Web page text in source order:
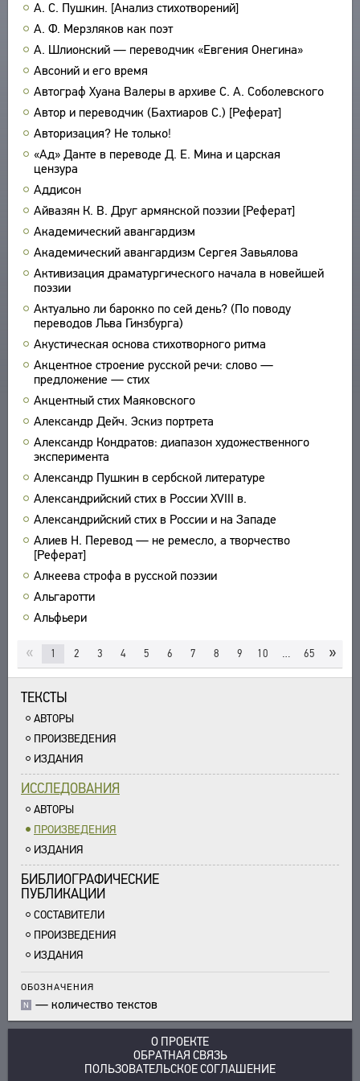
А. С. Пушкин. [Анализ стихотворений]
А. Ф. Мерзляков как поэт
А. Шлионский — переводчик «Евгения Онегина»
Авсоний и его время
Автограф Хуана Валеры в архиве С. А. Соболевского
Автор и переводчик (Бахтиаров С.) [Реферат]
Авторизация? Не только!
«Ад» Данте в переводе Д. Е. Мина и царская
цензура
Аддисон
Айвазян К. В. Друг армянской поэзии [Реферат]
Академический авангардизм
Академический авангардизм Сергея Завьялова
Активизация драматургического начала в новейшей
поэзии
Актуально ли барокко по сей день? (По поводу
переводов Льва Гинзбурга)
Акустическая основа стихотворного ритма
Акцентное строение русской речи: слово —
предложение — стих
Акцентный стих Маяковского
Александр Дейч. Эскиз портрета
Александр Кондратов: диапазон художественного
эксперимента
Александр Пушкин в сербской литературе
Александрийский стих в России XVIII в.
Александрийский стих в России и на Западе
Алиев Н. Перевод — не ремесло, а творчество
[Реферат]
Алкеева строфа в русской поэзии
Альгаротти
Альфьери
« 1 2 3 4 5 6 7 8 9 10 … 65 »
ТЕКСТЫ
АВТОРЫ
ПРОИЗВЕДЕНИЯ
ИЗДАНИЯ
ИССЛЕДОВАНИЯ
АВТОРЫ
ПРОИЗВЕДЕНИЯ
ИЗДАНИЯ
БИБЛИОГРАФИЧЕСКИЕ
ПУБЛИКАЦИИ
СОСТАВИТЕЛИ
ПРОИЗВЕДЕНИЯ
ИЗДАНИЯ
ОБОЗНАЧЕНИЯ
N — количество текстов
О ПРОЕКТЕ
ОБРАТНАЯ СВЯЗЬ
ПОЛЬЗОВАТЕЛЬСКОЕ СОГЛАШЕНИЕ
ПРОИЗВЕДЕНИЯ
ИЗДАНИЯ
ЭНЦИКЛОПЕДИЯ
СЛОВНИК
ВСЕ БИОСПРАВКИ
ПОЭТЫ
ПЕРЕВОДЧИКИ
ИССЛЕДОВАТЕЛИ
ТЕЗАУРУС
СТРУКТУРА
УКАЗАТЕЛЬ ТЕРМИНОВ
ПОИСК
О ПРОЕКТЕ
ЦЕЛИ ПРОЕКТА
ПОДСИСТЕМЫ
БИБЛИОТЕКА
ЭНЦИКЛОПЕДИЯ
ТЕЗАУРУС
ФУНКЦИОНАЛЬНОСТЬ
УКАЗАТЕЛИ
ПОИСК
СВЯЗИ
СОЗДАТЕЛИ ПРОЕКТА
ОБРАТНАЯ СВЯЗЬ
ПОЛЬЗОВАТЕЛЬСКОЕ СОГЛАШЕНИЕ
ЗАКЛАДКИ